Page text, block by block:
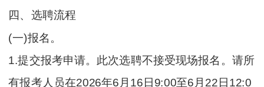
四、选聘流程
(一)报名。
1.提交报考申请。此次选聘不接受现场报名。请所
有报考人员在2026年6月16日9:00至6月22日12:0